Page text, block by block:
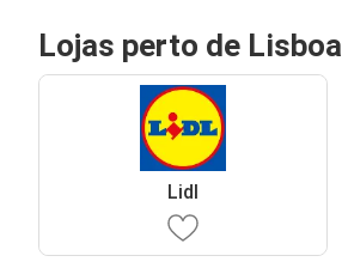
Lojas perto de Lisboa
Lidl